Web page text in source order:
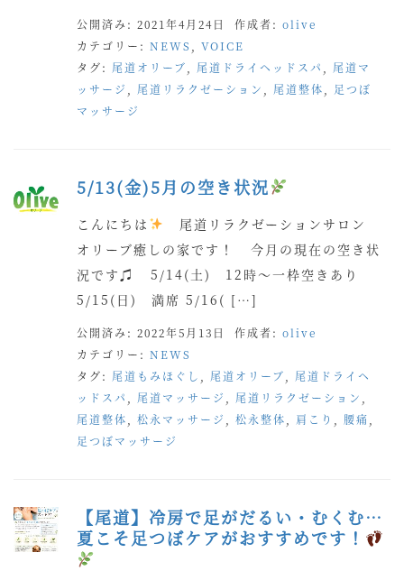
公開済み: 2021年4月24日 作成者: olive
カテゴリー: NEWS
VOICE
タグ: 尾道オリーブ 尾道ドライヘッドスパ
尾道マ
ッサージ
尾道リラクゼーション 尾道整体
足つぼ
マッサージ
5/13(金)5月の空き状況
こんにちは
尾道リラクゼーションサロン
オリーブ癒しの家です！ 今月の現在の空き状
況です♫ 5/14(土) 12時〜一枠空きあり
5/15(日) 満席 5/16( […]
公開済み: 2022年5月13日 作成者: olive
カテゴリー: NEWS
タグ: 尾道もみほぐし 尾道オリーブ
尾道ドライヘ
ッドスパ
尾道マッサージ 尾道リラクゼーション
尾道整体
松永マッサージ 松永整体 肩こり 腰痛
足つぼマッサージ
【尾道】冷房で足がだるい・むくむ…
夏こそ足つぼケアがおすすめです！